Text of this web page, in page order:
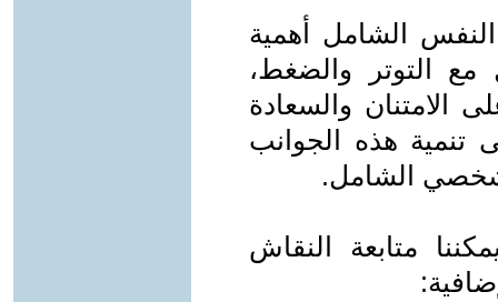
الشامل أهمية
مع التوتر والضغط،
الامتنان والسعادة
تنمية هذه الجوانب
الشامل.
متابعة النقاش